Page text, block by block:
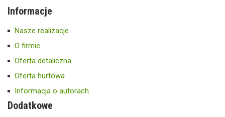
Informacje
Nasze realizacje
O firmie
Oferta detaliczna
Oferta hurtowa
Informacja o autorach
Dodatkowe